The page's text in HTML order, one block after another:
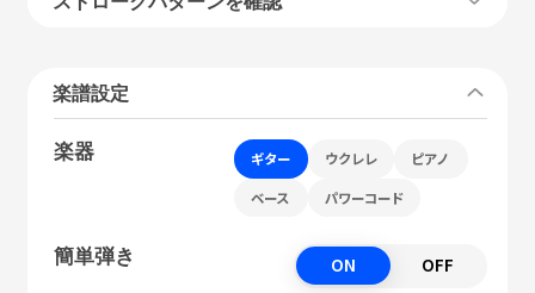
楽譜設定
楽器 ギター ウクレレ ピアノ
ベース パワーコード
簡単弾き ON OFF